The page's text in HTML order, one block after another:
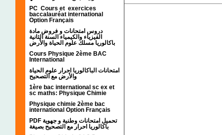
PC Cours et exercices
baccalauréat international
Option Français
دروس امتحانات و فروض مادة
الفيزياء والكيمياء السنة الثانية
باكالوريا مسلك علوم الحياة والأرض
Cours Physique 2ème BAC
International
امتحانات الباكالوريا احرار علوم الحياة
والأرض مع التصحيح
1ère bac international sc ex et
sc maths: Physique Chimie
Physique chimie 2ème bac
international Option Français
PDF تحميل امتحانات وطنية و جهوية
باكالوريا احرار مع التصحيح بصيغة